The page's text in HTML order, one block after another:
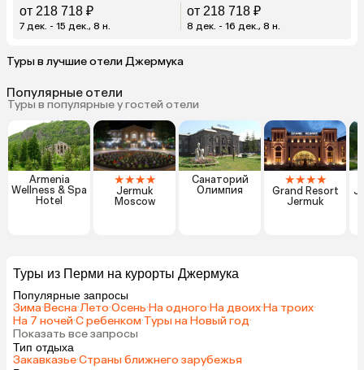
от 218 718 ₽
7 дек. - 15 дек., 8 н.
от 218 718 ₽
8 дек. - 16 дек., 8 н.
Туры в лучшие отели Джермука
Популярные отели
Туры в популярные у гостей отели
Armenia
Wellness & Spa
Hotel
★★★★
Jermuk
Moscow
Санаторий
Олимпия
★★★★
Grand Resort
Jermuk
Туры из Перми на курорты Джермука
Популярные запросы
Зима·Весна·Лето·Осень·На одного·На двоих·На троих·
На 7 ночей·С ребенком·Туры на Новый год·
Показать все запросы
Тип отдыха
Закавказье·Страны ближнего зарубежья